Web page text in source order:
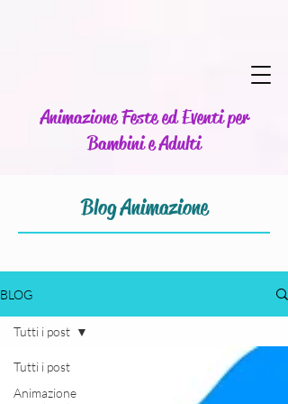
Animazione Feste ed Eventi per
Bambini e Adulti
Blog Animazione
BLOG
Tutti i post
Animazione
Tutti i post